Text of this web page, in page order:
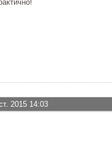
2015 14:03